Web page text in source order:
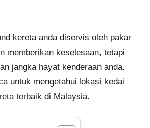
kereta anda diservis oleh pakar
memberikan keselesaan, tetapi
jangka hayat kenderaan anda.
untuk mengetahui lokasi kedai
terbaik di Malaysia.